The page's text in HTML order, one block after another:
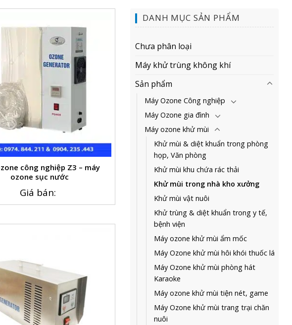
công nghiệp Z3 – máy
ozone sục nước
Giá bán:
DANH MỤC SẢN PHẨM
Chưa phân loại
Máy khử trùng không khí
Sản phẩm
Máy Ozone Công nghiệp
Máy Ozone gia đình
Máy ozone khử mùi
Khử mùi & diệt khuẩn trong phòng
họp, Văn phòng
Khử mùi khu chứa rác thải
Khử mùi trong nhà kho xưởng
Khử mùi vật nuôi
Khử trùng & diệt khuẩn trong y tế,
bệnh viện
Máy ozone khử mùi ẩm mốc
Máy Ozone khử mùi hôi khói thuốc lá
Máy Ozone khử mùi phòng hát
Karaoke
Máy ozone khử mùi tiện nét, game
Máy Ozone khử mùi trang trại chăn
nuôi